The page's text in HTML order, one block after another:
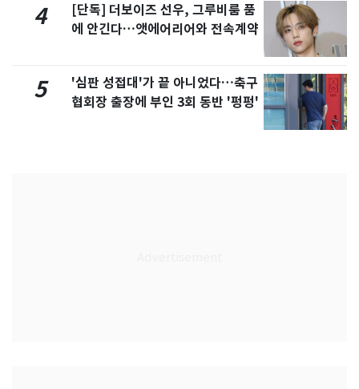
4
[단독] 더보이즈 선우, 그루비룸 품
에 안긴다…앳에어리어와 전속계약
5
'심판 성접대'가 끝 아니었다…축구
협회장 출장에 부인 3회 동반 '펑펑'